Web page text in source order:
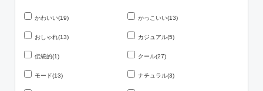
かわいい(19) かっこいい(13)
おしゃれ(13) カジュアル(5)
伝統的(1) クール(27)
モード(13) ナチュラル(3)